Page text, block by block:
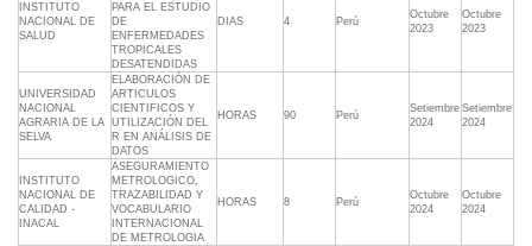
INSTITUTO
NACIONAL DE
SALUD
PARA EL ESTUDIO
DE
ENFERMEDADES
TROPICALES
DESATENDIDAS
DIAS 4 Perú
Octubre
2023
Octubre
2023
UNIVERSIDAD
NACIONAL
AGRARIA DE LA
SELVA
ELABORACIÓN DE
ARTICULOS
CIENTIFICOS Y
UTILIZACIÓN DEL
R EN ANÁLISIS DE
DATOS
HORAS 90 Perú
Setiembre
2024
Setiembre
2024
INSTITUTO
NACIONAL DE
CALIDAD -
INACAL
ASEGURAMIENTO
METROLOGICO,
TRAZABILIDAD Y
VOCABULARIO
INTERNACIONAL
DE METROLOGIA
HORAS 8 Perú
Octubre
2024
Octubre
2024